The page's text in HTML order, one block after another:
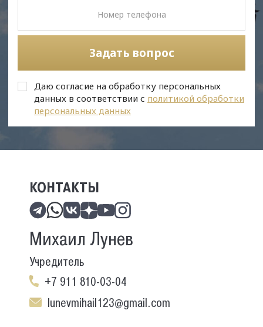
Задать вопрос
Даю согласие на обработку персональных
данных в соответствии с политикой обработки
персональных данных
КОНТАКТЫ
Михаил Лунев
Учредитель
+7 911 810-03-04
lunevmihail123@gmail.com